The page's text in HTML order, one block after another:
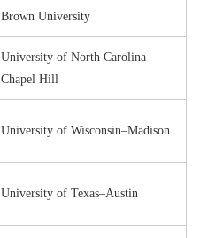
Brown University
University of North Carolina–​
Chapel Hill
University of Wisconsin–​Madison
University of Texas–​Austin